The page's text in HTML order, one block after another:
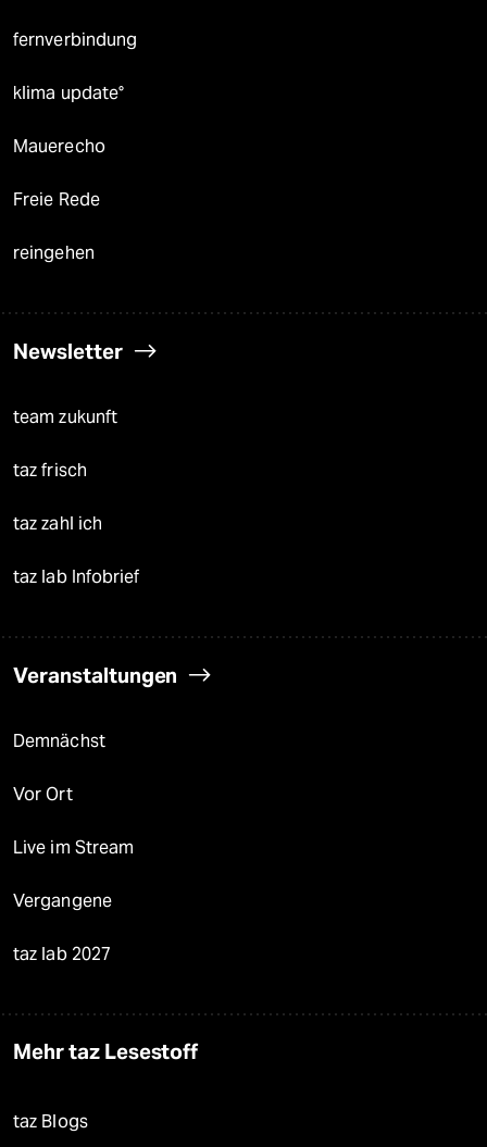
fernverbindung
klima update°
Mauerecho
Freie Rede
reingehen
Newsletter
team zukunft
taz frisch
taz zahl ich
taz lab Infobrief
Veranstaltungen
Demnächst
Vor Ort
Live im Stream
Vergangene
taz lab 2027
Mehr taz Lesestoff
taz Blogs